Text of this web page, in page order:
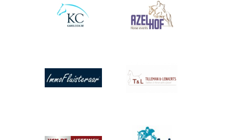
Afbeelding Afbeelding
Afbeelding Afbeelding
Afbeelding